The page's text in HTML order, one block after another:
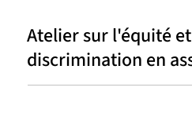
Atelier sur l'équité
discrimination en